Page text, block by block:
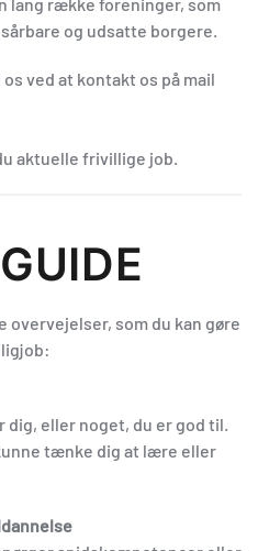
og udsatte borgere.
ved at kontakt os på mail
aktuelle frivillige job.
overvejelser, som du kan gøre
eller noget, du er god til.
tænke dig at lære eller